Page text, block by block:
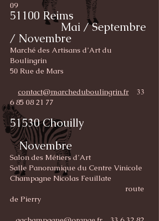
09
51100 Reims
Mai / Septembre
/ Novembre
Marché des Artisans d’Art du
Boulingrin
50 Rue de Mars
contact@marcheduboulingrin.fr 33
6 85 08 21 77
51530 Chouilly
Novembre
Salon des Métiers d’Art
Salle Panoramique du Centre Vinicole
Champagne Nicolas Feuillate
route
de Pierry